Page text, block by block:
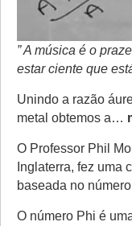
” A música é o
estar ciente que
Unindo a razão
metal obtemos a…
O Professor Phil
Inglaterra, fez uma
baseada no
O número Phi é